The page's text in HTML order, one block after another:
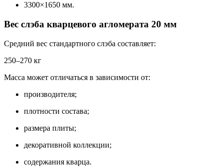
3300×1650 мм.
Вес слэба кварцевого агломерата 20 мм
Средний вес стандартного слэба составляет:
250–270 кг
Масса может отличаться в зависимости от:
производителя;
плотности состава;
размера плиты;
декоративной коллекции;
содержания кварца.